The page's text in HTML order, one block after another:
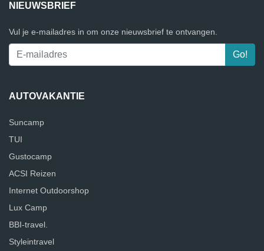
NIEUWSBRIEF
Vul je e-mailadres in om onze nieuwsbrief te ontvangen.
AUTOVAKANTIE
Suncamp
TUI
Gustocamp
ACSI Reizen
Internet Outdoorshop
Lux Camp
BBI-travel.
Styleintravel